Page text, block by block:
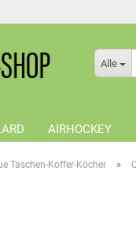
Alle
AIRHOCKEY
Taschen-Koffer-Köcher »